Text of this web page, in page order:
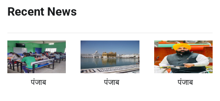
Recent News
पंजाब पंजाब पंजाब